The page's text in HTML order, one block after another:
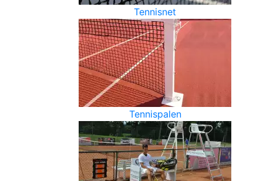
Tennisnet
Tennispalen